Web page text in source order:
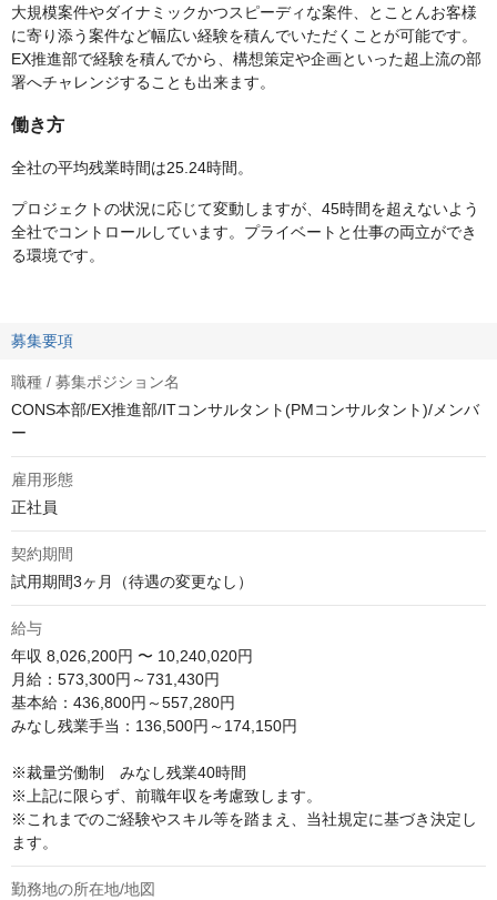
大規模案件やダイナミックかつスピーディな案件、とことんお客様
に寄り添う案件など幅広い経験を積んでいただくことが可能です。
EX推進部で経験を積んでから、構想策定や企画といった超上流の部
署へチャレンジすることも出来ます。
働き方
全社の平均残業時間は25.24時間。
プロジェクトの状況に応じて変動しますが、45時間を超えないよう
全社でコントロールしています。プライベートと仕事の両立ができ
る環境です。
募集要項
職種 / 募集ポジション名
CONS本部/EX推進部/ITコンサルタント(PMコンサルタント)/メンバ
ー
雇用形態
正社員
契約期間
試用期間3ヶ月（待遇の変更なし）
給与
年収 8,026,200円 〜 10,240,020円
月給：573,300円～731,430円
基本給：436,800円～557,280円
みなし残業手当：136,500円～174,150円
※裁量労働制　みなし残業40時間
※上記に限らず、前職年収を考慮致します。
※これまでのご経験やスキル等を踏まえ、当社規定に基づき決定し
ます。
勤務地の所在地/地図